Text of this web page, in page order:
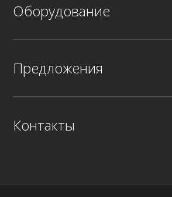
Оборудование
Предложения
Контакты